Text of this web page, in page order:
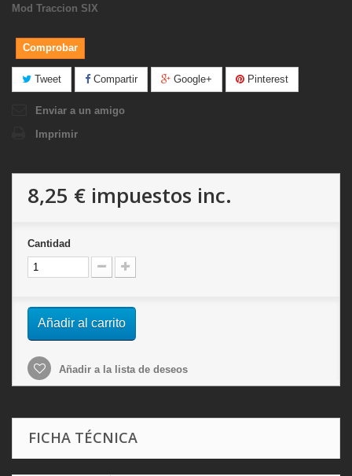
Mod Traccion SIX
Comprobar
Tweet Compartir Google+ Pinterest
Enviar a un amigo
Imprimir
8,25 € impuestos inc.
Cantidad
Añadir al carrito
Añadir a la lista de deseos
FICHA TÉCNICA